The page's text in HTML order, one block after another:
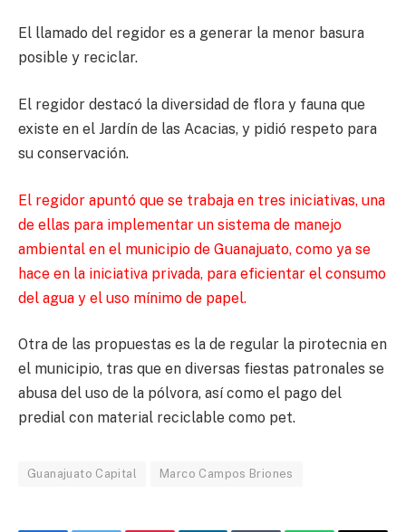
El llamado del regidor es a generar la menor basura
posible y reciclar.
El regidor destacó la diversidad de flora y fauna que
existe en el Jardín de las Acacias, y pidió respeto para
su conservación.
El regidor apuntó que se trabaja en tres iniciativas, una
de ellas para implementar un sistema de manejo
ambiental en el municipio de Guanajuato, como ya se
hace en la iniciativa privada, para eficientar el consumo
del agua y el uso mínimo de papel.
Otra de las propuestas es la de regular la pirotecnia en
el municipio, tras que en diversas fiestas patronales se
abusa del uso de la pólvora, así como el pago del
predial con material reciclable como pet.
Guanajuato Capital Marco Campos Briones